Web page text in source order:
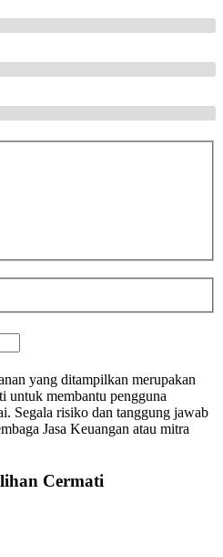
yang ditampilkan merupakan
untuk membantu pengguna
Segala risiko dan tanggung jawab
Jasa Keuangan atau mitra
Cermati